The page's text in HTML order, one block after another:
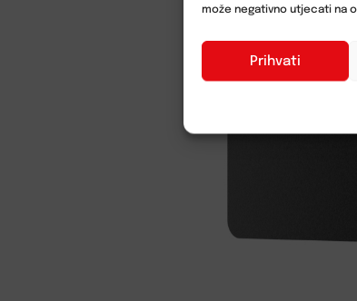
može negativno utjecati na
Prihvati